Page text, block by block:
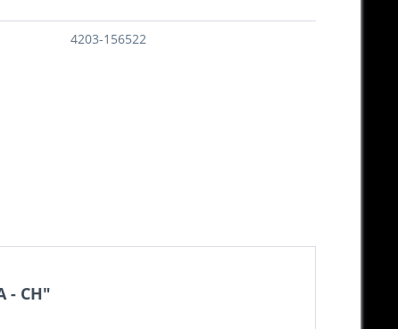
4203-156522
- CH"